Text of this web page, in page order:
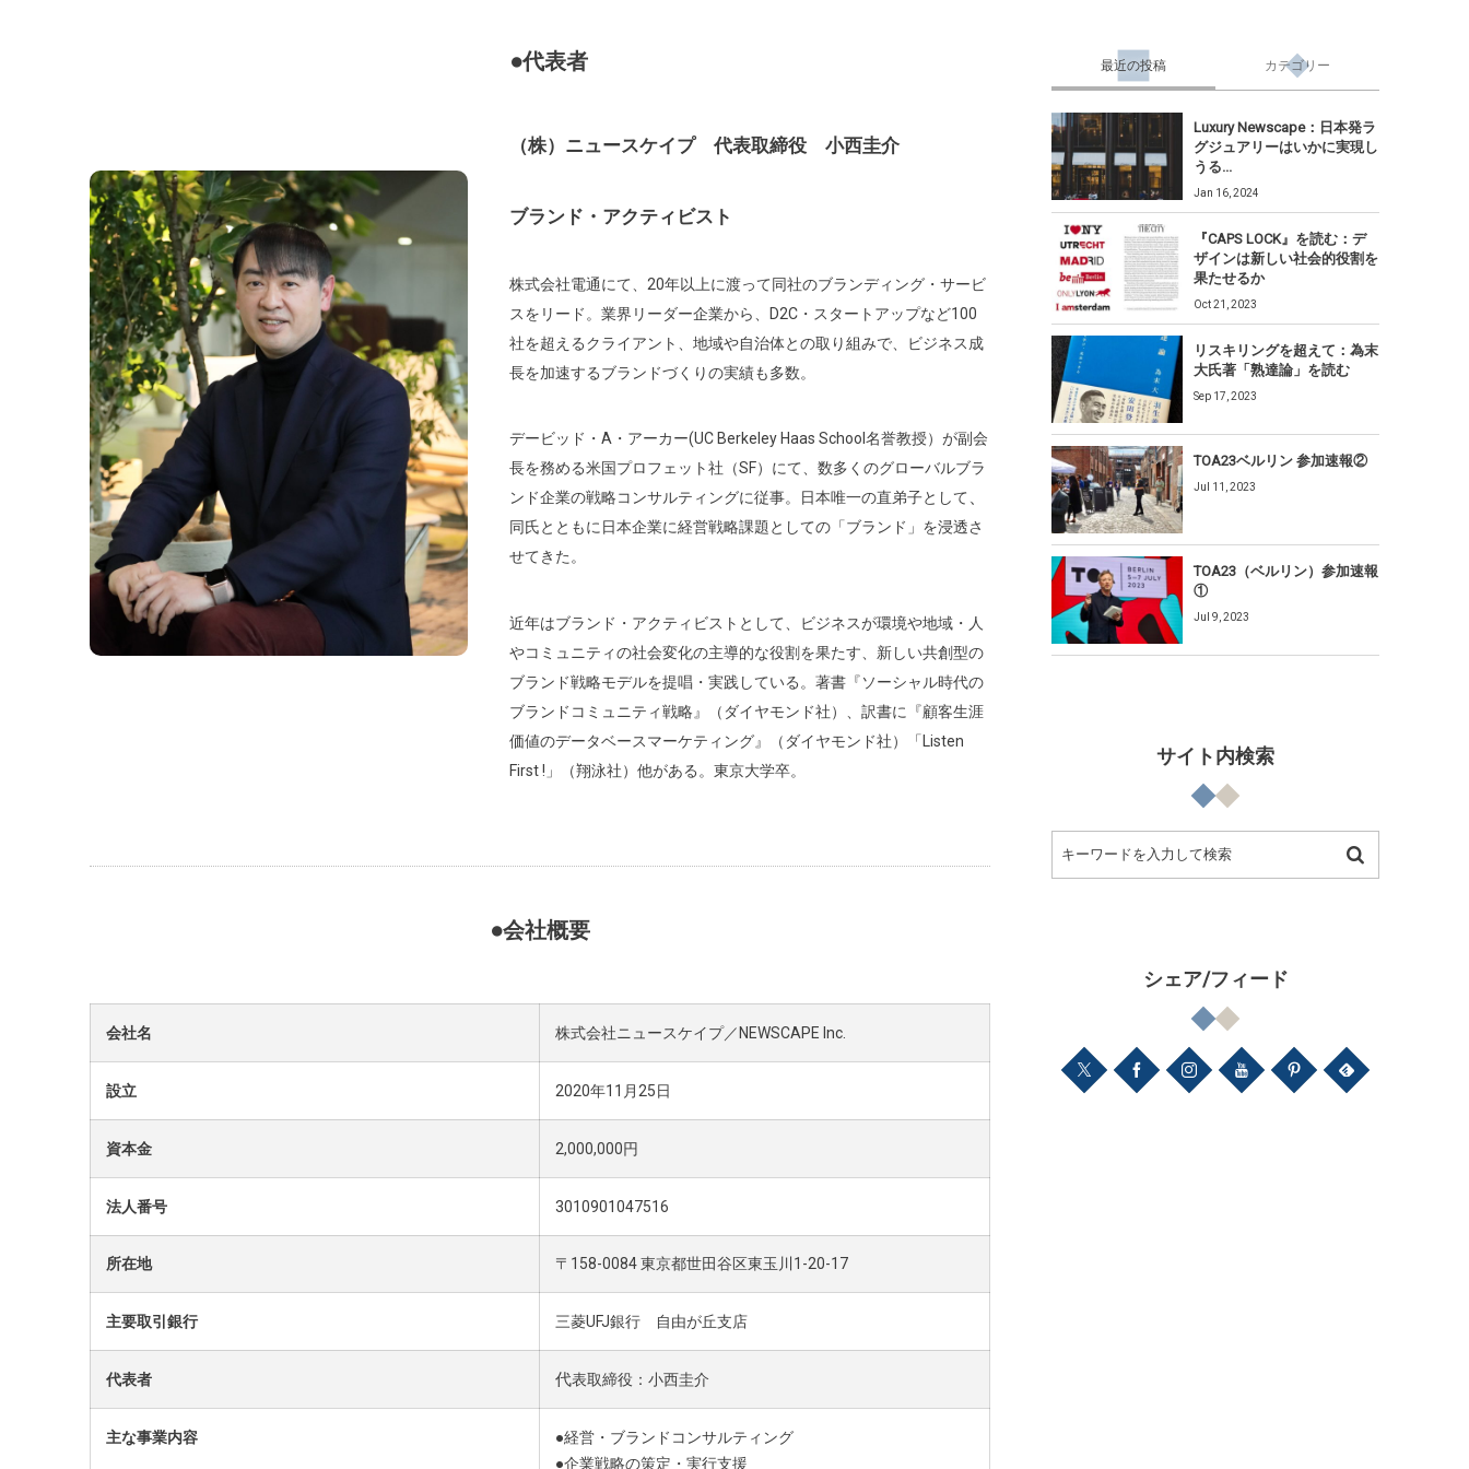
●代表者
（株）ニュースケイプ 代表取締役 小西圭介
ブランド・アクティビスト
株式会社電通にて、20年以上に渡って同社のブランディング・サービ
スをリード。業界リーダー企業から、D2C・スタートアップなど100
社を超えるクライアント、地域や自治体との取り組みで、ビジネス成
長を加速するブランドづくりの実績も多数。
デービッド・A・アーカー(UC Berkeley Haas School名誉教授）が副会
長を務める米国プロフェット社（SF）にて、数多くのグローバルブラ
ンド企業の戦略コンサルティングに従事。日本唯一の直弟子として 、
同氏とともに日本企業に経営戦略課題としての「ブランド」を浸透さ
せてきた。
近年はブランド・アクティビストとして、ビジネスが環境や地域・人
やコミュニティの社会変化の主導的な役割を果たす、新しい共創型の
ブランド戦略モデルを提唱・実践している。著書『ソーシャル時代の
ブランドコミュニティ戦略』（ダイヤモンド社）、訳書に『顧客生涯
価値のデータベースマーケティング』（ダイヤモンド社）「Listen
First !」（翔泳社）他がある。東京大学卒。
●会社概要
会社名 株式会社ニュースケイプ／NEWSCAPE Inc
設立 2020年11月25日
資本金 2,000,000円
法人番号 3010901047516
所在地 〒158-0084 東京都世田谷区東玉川1-20-17
主要取引銀行 三菱UFJ銀行 自由が丘支店
代表者 代表取締役：小西圭介
主な事業内容
●経営・ブランドコンサルティング
●企業戦略の策定・実行支援
最近の投稿 カテゴリー
Luxury Newscape：日本発ラ
グジュアリーはいかに実現し
うる...
Jan 16, 2024
『CAPS LOCK』を読む：デ
ザインは新しい社会的役割を
果たせるか
Oct 21, 2023
リスキリングを超えて：為末
大氏著「熟達論」を読む
Sep 17, 2023
TOA23ベルリン 参加速報②
Jul 11, 2023
TOA23（ベルリン）参加速報
①
Jul 9, 2023
サイト内検索
シェア/フィード